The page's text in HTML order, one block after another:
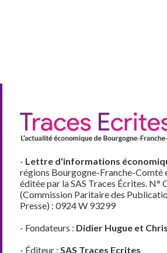
- Lettre d'informations
régions Bourgogne-Franche-Comté
éditée par la SAS Traces Écrites. N°
(Commission Paritaire des
Presse) : 0924 W 93299
- Fondateurs : Didier Hugue et
- Éditeur :SAS Traces Ecrites